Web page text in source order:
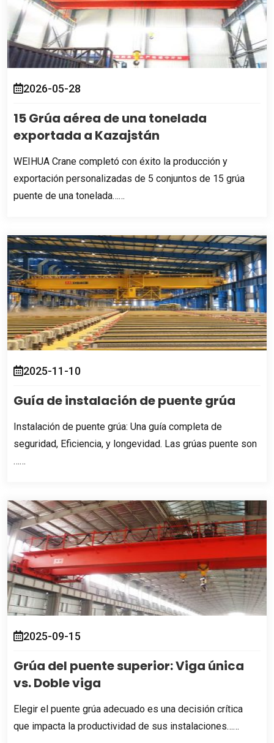
2026-05-28
15 Grúa aérea de una tonelada
exportada a Kazajstán
WEIHUA Crane completó con éxito la producción y
exportación personalizadas de 5 conjuntos de 15 grúa
puente de una tonelada……
2025-11-10
Guía de instalación de puente grúa
Instalación de puente grúa: Una guía completa de
seguridad, Eficiencia, y longevidad. Las grúas puente son
……
2025-09-15
Grúa del puente superior: Viga única
vs. Doble viga
Elegir el puente grúa adecuado es una decisión crítica
que impacta la productividad de sus instalaciones……